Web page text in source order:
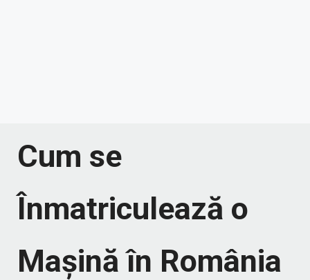
Cum se
Înmatriculează o
Mașină în România